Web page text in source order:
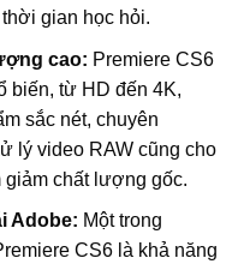
gian học hỏi.
cao: Premiere CS6
biến, từ HD đến 4K,
sắc nét, chuyên
lý video RAW cũng cho
giảm chất lượng gốc.
Adobe: Một trong
CS6 là khả năng